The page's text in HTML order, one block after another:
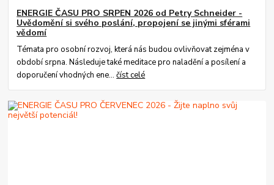
ENERGIE ČASU PRO SRPEN 2026 od Petry Schneider -
Uvědomění si svého poslání, propojení se jinými sférami
vědomí
Témata pro osobní rozvoj, která nás budou ovlivňovat zejména v
období srpna. Následuje také meditace pro naladění a posílení a
doporučení vhodných ene...číst celé